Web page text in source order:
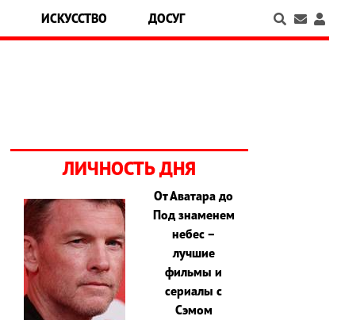
ИСКУССТВО ДОСУГ
ЛИЧНОСТЬ ДНЯ
От Аватара до
Под знаменем
небес –
лучшие
фильмы и
сериалы с
Сэмом